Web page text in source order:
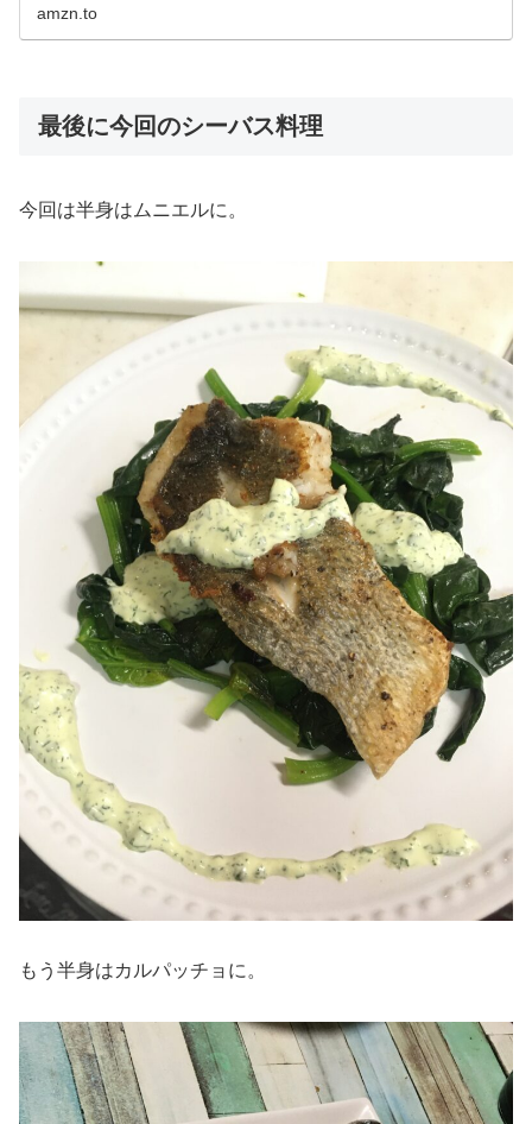
amzn.to
最後に今回のシーバス料理
今回は半身はムニエルに。
もう半身はカルパッチョに。